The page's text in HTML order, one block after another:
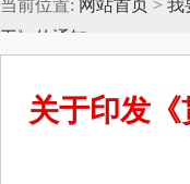
当前位置: 网站首页 > 我
工》的通知
关于印发